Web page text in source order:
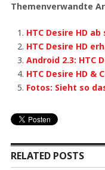
Themenverwandte
HTC Desire HD
HTC Desire HD
Android 2.3: HTC
HTC Desire HD &
Fotos: Sieht so
RELATED POSTS